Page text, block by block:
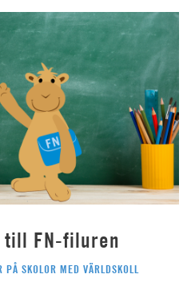
till FN-filuren
PÅ SKOLOR MED VÄRLDSKOLL